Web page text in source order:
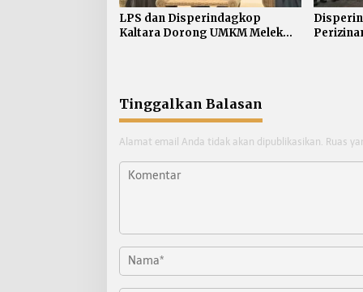
LPS dan Disperindagkop
Kaltara Dorong UMKM Melek
Tinggalkan Balasan
Alamat email Anda tidak akan dipublikasikan. Ruas